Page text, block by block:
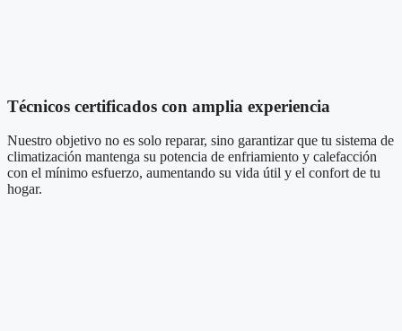
Técnicos certificados con amplia experiencia
Nuestro objetivo no es solo reparar, sino garantizar que tu sistema de
climatización mantenga su potencia de enfriamiento y calefacción
con el mínimo esfuerzo, aumentando su vida útil y el confort de tu
hogar.